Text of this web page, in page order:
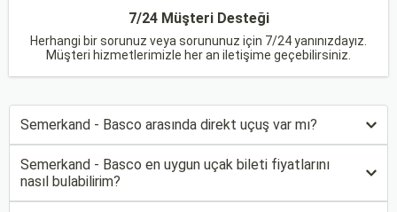
7/24 Müşteri Desteği
Herhangi bir sorunuz veya sorununuz için 7/24 yanınızdayız.
Müşteri hizmetlerimizle her an iletişime geçebilirsiniz.
Semerkand - Basco arasında direkt uçuş var mı?
Semerkand - Basco en uygun uçak bileti fiyatlarını
nasıl bulabilirim?